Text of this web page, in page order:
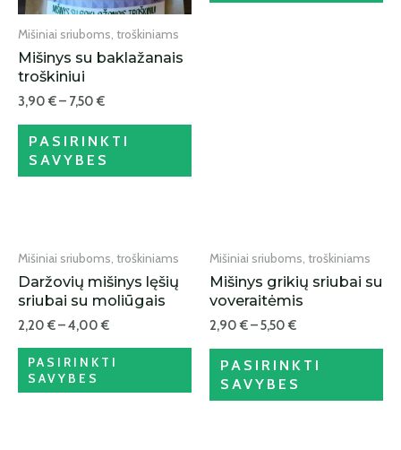
Mišiniai sriuboms, troškiniams
Mišinys su baklažanais
troškiniui
3,90€– 7,50€
PASIRINKTI
SAVYBES
Mišiniai sriuboms, troškiniams
Daržovių mišinys lęšių
sriubai su moliūgais
2,20€–4,00€
PASIRINKTI
SAVYBES
Mišiniai sriuboms, troškiniams
Mišinys grikių sriubai su
voveraitėmis
2,90€–5,50€
PASIRINKTI
SAVYBES